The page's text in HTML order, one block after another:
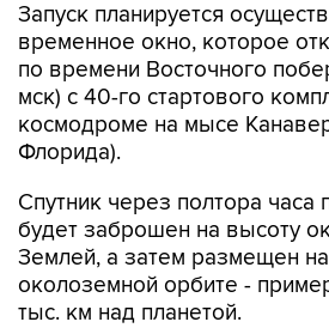
Запуск планируется
временное окно, которое
по времени Восточного
мск) с 40-го стартового
космодроме на мысе
Флорида).
Спутник через полтора часа
будет заброшен на высоту
Землей, а затем размещен
околоземной орбите -
тыс. км над планетой.